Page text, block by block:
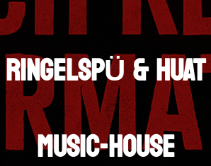
RINGELSPÜ & HUAT
MUSIC-HOUSE